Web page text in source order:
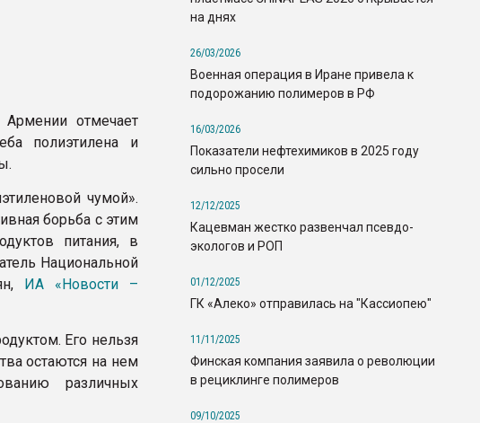
Армении отмечает
полиэтилена и
чумой».
борьба с этим
питания, в
Национальной
ИА «Новости –
Его нельзя
остаются на нем
различных
на днях
26/03/2026
Военная операция в Иране привела к
подорожанию полимеров в РФ
16/03/2026
Показатели нефтехимиков в 2025 году
сильно просели
12/12/2025
Кацевман жестко развенчал псевдо-
экологов и РОП
01/12/2025
ГК «Алеко» отправилась на "Кассиопею"
11/11/2025
Финская компания заявила о революции
в рециклинге полимеров
09/10/2025